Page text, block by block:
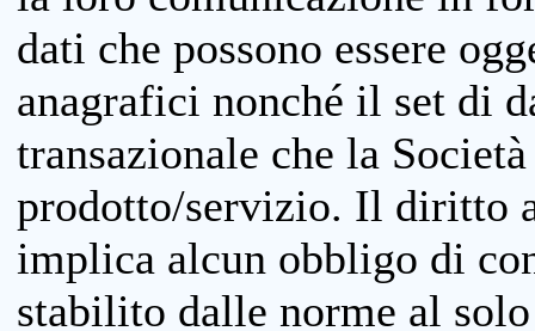
dati che possono essere
anagrafici nonché il set di
transazionale che la
prodotto/servizio. Il diritto
implica alcun obbligo di
stabilito dalle norme al